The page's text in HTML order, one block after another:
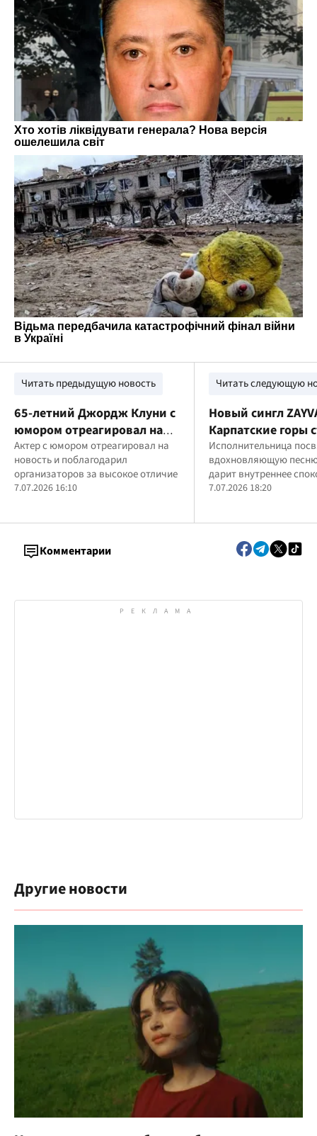
Читать предыдущую новость
65-летний Джордж Клуни с
юмором отреагировал на
почетное отличие
Актер с юмором отреагировал на
новость и поблагодарил
организаторов за высокое отличие
7.07.2026 16:10
Читать следующую
Новый сингл
Карпатские горы
музыкальным
месту силы
Исполнительница
вдохновляющую
дарит внутреннее
куда хочется
7.07.2026 18:20
Комментарии
Другие новости